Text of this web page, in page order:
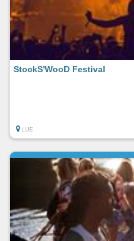
StockS'WooD Festival
LUE